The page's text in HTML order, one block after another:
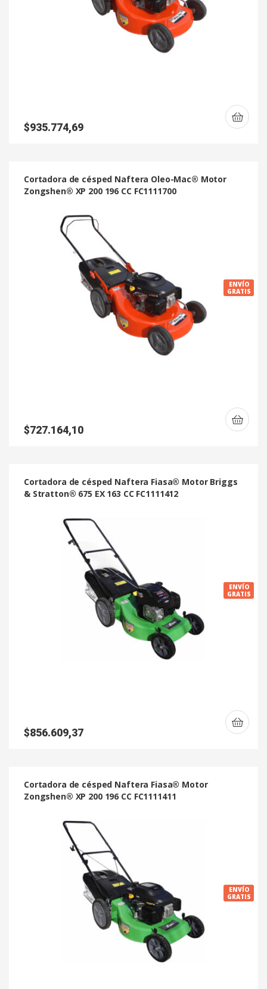
$935.774,69
Cortadora de césped Naftera Oleo-Mac® Motor
Zongshen® XP 200 196 CC FC1111700
ENVÍO
GRATIS
$727.164,10
Cortadora de césped Naftera Fiasa® Motor Briggs
& Stratton® 675 EX 163 CC FC1111412
ENVÍO
GRATIS
$856.609,37
Cortadora de césped Naftera Fiasa® Motor
Zongshen® XP 200 196 CC FC1111411
ENVÍO
GRATIS